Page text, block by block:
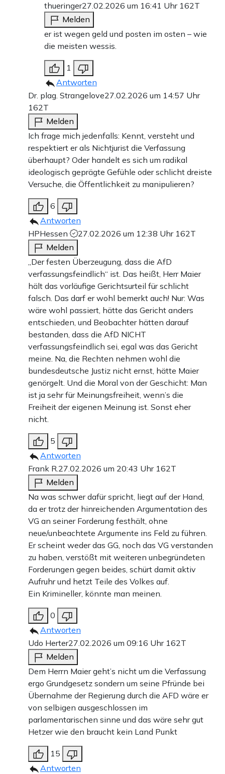
thueringer27.02.2026 um 16:41 Uhr 162T
Melden
er ist wegen geld und posten im osten – wie
die meisten wessis.
1
Antworten
Dr. plag. Strangelove27.02.2026 um 14:57 Uhr
162T
Melden
Ich frage mich jedenfalls: Kennt, versteht und
respektiert er als Nichtjurist die Verfassung
überhaupt? Oder handelt es sich um radikal
ideologisch geprägte Gefühle oder schlicht dreiste
Versuche, die Öffentlichkeit zu manipulieren?
6
Antworten
HPHessen
27.02.2026 um 12:38 Uhr 162T
Melden
„Der festen Überzeugung, dass die AfD
verfassungsfeindlich“ ist. Das heißt, Herr Maier
hält das vorläufige Gerichtsurteil für schlicht
falsch. Das darf er wohl bemerkt auch! Nur: Was
wäre wohl passiert, hätte das Gericht anders
entschieden, und Beobachter hätten darauf
bestanden, dass die AfD NICHT
verfassungsfeindlich sei, egal was das Gericht
meine. Na, die Rechten nehmen wohl die
bundesdeutsche Justiz nicht ernst, hätte Maier
genörgelt. Und die Moral von der Geschicht: Man
ist ja sehr für Meinungsfreiheit, wenn’s die
Freiheit der eigenen Meinung ist. Sonst eher
nicht.
5
Antworten
Frank R.27.02.2026 um 20:43 Uhr 162T
Melden
Na was schwer dafür spricht, liegt auf der Hand,
da er trotz der hinreichenden Argumentation des
VG an seiner Forderung festhält, ohne
neue/unbeachtete Argumente ins Feld zu führen.
Er scheint weder das GG, noch das VG verstanden
zu haben, verstößt mit weiteren unbegründeten
Forderungen gegen beides, schürt damit aktiv
Aufruhr und hetzt Teile des Volkes auf.
Ein Krimineller, könnte man meinen.
0
Antworten
Udo Herter27.02.2026 um 09:16 Uhr 162T
Melden
Dem Herrn Maier geht’s nicht um die Verfassung
ergo Grundgesetz sondern um seine Pfründe bei
Übernahme der Regierung durch die AFD wäre er
von selbigen ausgeschlossen im
parlamentarischen sinne und das wäre sehr gut
Hetzer wie den braucht kein Land Punkt
15
Antworten